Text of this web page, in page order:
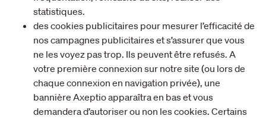
statistiques.
des cookies publicitaires pour mesurer l’efficacité de
nos campagnes publicitaires et s’assurer que vous
ne les voyez pas trop. Ils peuvent être refusés. A
votre première connexion sur notre site (ou lors de
chaque connexion en navigation privée), une
bannière Axeptio apparaîtra en bas et vous
demandera d’autoriser ou non les cookies. Certains